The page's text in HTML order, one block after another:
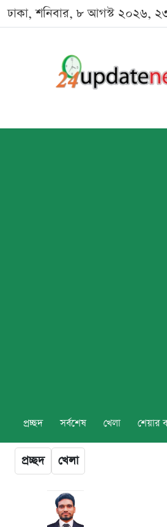
ঢাকা, শনিবার, ৮ আগস্ট ২০২৬,
প্রচ্ছদ সর্বশেষ খেলা শেয়ার
প্রচ্ছদ খেলা